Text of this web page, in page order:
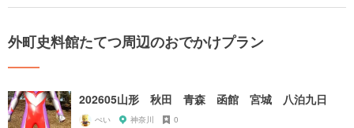
外町史料館たてつ周辺のおでかけプラン
202605山形 秋田 青森 函館 宮城 八泊九日
ぺい 神奈川 0